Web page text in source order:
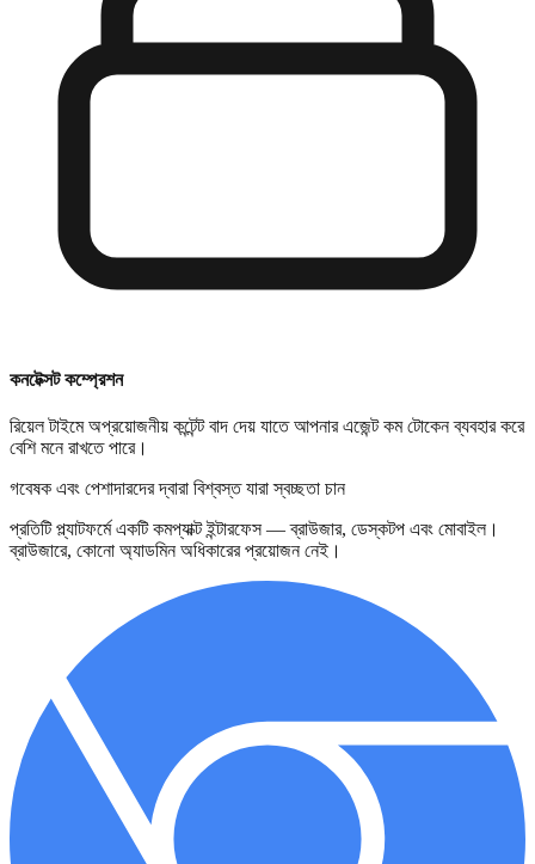
কনটেক্সট কম্প্রেশন
রিয়েল টাইমে অপ্রয়োজনীয় কন্টেন্ট বাদ দেয় যাতে আপনার এজেন্ট কম টোকেন ব্যবহার করে
বেশি মনে রাখতে পারে।
গবেষক এবং পেশাদারদের দ্বারা বিশ্বস্ত যারা স্বচ্ছতা চান
প্রতিটি প্ল্যাটফর্মে একটি কমপ্যাক্ট ইন্টারফেস — ব্রাউজার, ডেস্কটপ এবং মোবাইল।
ব্রাউজারে, কোনো অ্যাডমিন অধিকারের প্রয়োজন নেই।